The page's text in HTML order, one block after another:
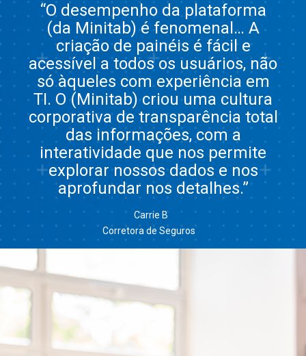
“O desempenho da plataforma
(da Minitab) é fenomenal… A
criação de painéis é fácil e
acessível a todos os usuários, não
só àqueles com experiência em
TI. O (Minitab) criou uma cultura
corporativa de transparência total
das informações, com a
interatividade que nos permite
explorar nossos dados e nos
aprofundar nos detalhes.”
Carrie B
Corretora de Seguros